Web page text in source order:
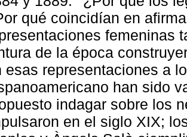
qué coincidían en
femeninas
de la época
esas representaciones a
han sido
indagar sobre los
en el siglo XIX;